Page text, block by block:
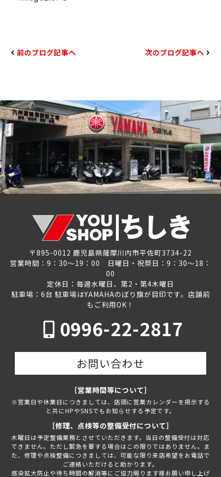
前のブログ記事へ 次のブログ記事へ
〒895-0012 鹿児島県薩摩川内市平佐町3734-22
営業時間：9：30～19：00 日曜日・祝祭日：9：30～18：
00
定休日：毎週水曜日、第2・第4木曜日
駐車場：6台 駐車場はYAMAHAのぼり旗が目印です。店舗前
もご利用OK！
0996-22-2817
お問い合わせ
［営業時間等について］
※営業日や休業日につきましては、店頭に営業カレンダーを掲示する
と共にHPやSNSでもお知らせする予定です。
［修理、点検等の整備受付について］
木曜日は予定整備業務とさせていただきます。当日の整備受付は対応
できません。ただし緊急を要する場合はこの限りではありません。ま
た、修理や点検整備につきましては、可能な限り来店希望をお電話で
ご連絡いただけると助かります。
感染拡大防止や待ち時間の解消等にご協力賜ります様お願い申し上げ